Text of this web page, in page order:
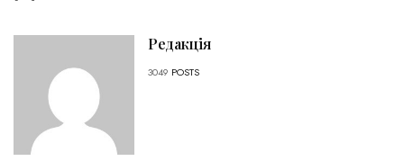
Редакція
3049 POSTS